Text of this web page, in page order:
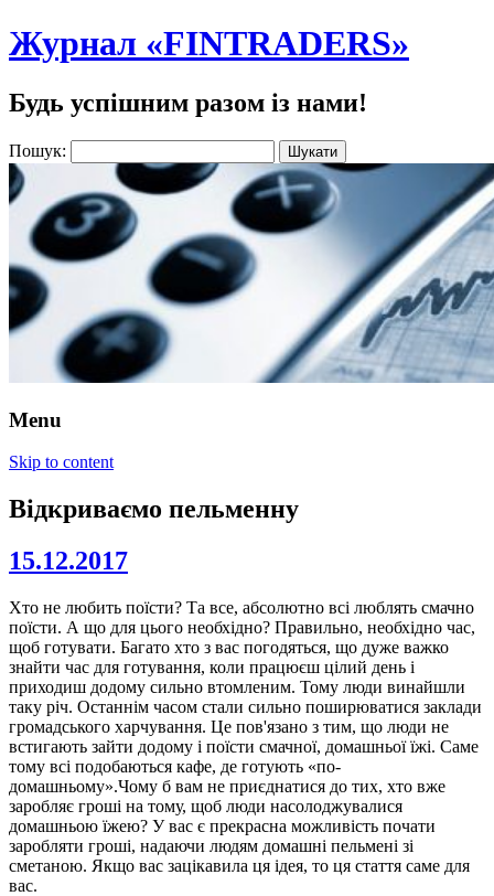
Журнал «FINTRADERS»
Будь успішним разом із нами!
Пошук:
Menu
Skip to content
Відкриваємо пельменну
15.12.2017
Хто не любить поїсти? Та все, абсолютно всі люблять смачно
поїсти. А що для цього необхідно? Правильно, необхідно час,
щоб готувати. Багато хто з вас погодяться, що дуже важко
знайти час для готування, коли працюєш цілий день і
приходиш додому сильно втомленим. Тому люди винайшли
таку річ. Останнім часом стали сильно поширюватися заклади
громадського харчування. Це пов'язано з тим, що люди не
встигають зайти додому і поїсти смачної, домашньої їжі. Саме
тому всі подобаються кафе, де готують «по-
домашньому».Чому б вам не приєднатися до тих, хто вже
заробляє гроші на тому, щоб люди насолоджувалися
домашньою їжею? У вас є прекрасна можливість почати
заробляти гроші, надаючи людям домашні пельмені зі
сметаною. Якщо вас зацікавила ця ідея, то ця стаття саме для
вас.